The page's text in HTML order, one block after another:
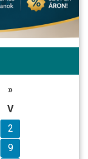
»
V
2
9